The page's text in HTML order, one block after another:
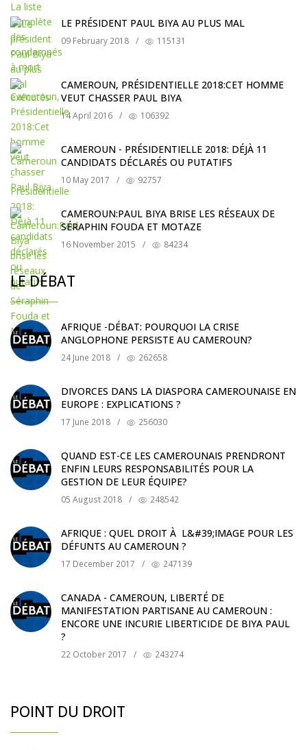
LE PRÉSIDENT PAUL BIYA AU PLUS MAL
09 February 2018 / 115131
CAMEROUN, PRÉSIDENTIELLE 2018:CET HOMME
VEUT CHASSER PAUL BIYA
14 April 2016 / 106392
CAMEROUN - PRÉSIDENTIELLE 2018: DÉJÀ 11
CANDIDATS DÉCLARÉS OU PUTATIFS
10 May 2017 / 92757
CAMEROUN:PAUL BIYA BRISE LES RÉSEAUX DE
SÉRAPHIN FOUDA ET MOTAZE
16 November 2015 / 84234
LE DÉBAT
AFRIQUE -DÉBAT: POURQUOI LA CRISE
ANGLOPHONE PERSISTE AU CAMEROUN?
24 June 2018 / 262658
DIVORCES DANS LA DIASPORA CAMEROUNAISE EN
EUROPE : EXPLICATIONS ?
17 June 2018 / 256030
QUAND EST-CE LES CAMEROUNAIS PRENDRONT
ENFIN LEURS RESPONSABILITÉS POUR LA
GESTION DE LEUR ÉQUIPE?
05 August 2018 / 248542
AFRIQUE : QUEL DROIT À L&#39;IMAGE POUR LES
DÉFUNTS AU CAMEROUN ?
17 December 2017 / 247139
CANADA - CAMEROUN, LIBERTÉ DE
MANIFESTATION PARTISANE AU CAMEROUN :
ENCORE UNE INCURIE LIBERTICIDE DE BIYA PAUL
?
22 October 2017 / 243274
POINT DU DROIT